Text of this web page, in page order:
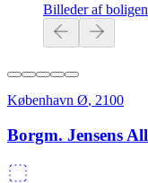
Billeder af boligen
København Ø, 2100
Borgm. Jensens